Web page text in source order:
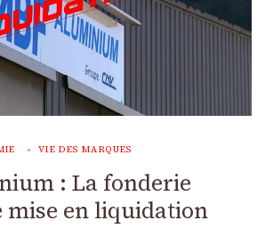
VIE DES MARQUES
: La fonderie
mise en liquidation